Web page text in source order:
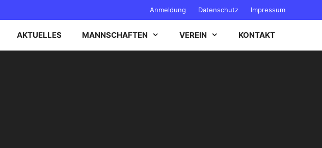
Anmeldung Datenschutz Impressum
AKTUELLES MANNSCHAFTEN VEREIN KONTAKT